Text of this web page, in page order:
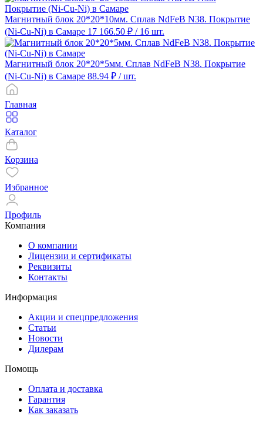
Магнитный блок 20*20*10мм. Сплав NdFeB N38. Покрытие
(Ni-Cu-Ni) в Самаре 17 166.50 ₽ / 16 шт.
Магнитный блок 20*20*5мм. Сплав NdFeB N38. Покрытие
(Ni-Cu-Ni) в Самаре 88.94 ₽ / шт.
Главная
Каталог
Корзина
Избранное
Профиль
Компания
О компании
Лицензии и сертификаты
Реквизиты
Контакты
Информация
Акции и спецпредложения
Статьи
Новости
Дилерам
Помощь
Оплата и доставка
Гарантия
Как заказать